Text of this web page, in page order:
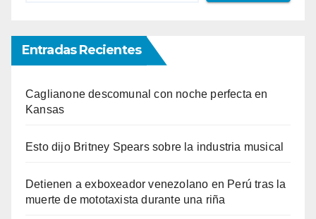
Entradas Recientes
Caglianone descomunal con noche perfecta en
Kansas
Esto dijo Britney Spears sobre la industria musical
Detienen a exboxeador venezolano en Perú tras la
muerte de mototaxista durante una riña